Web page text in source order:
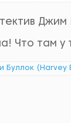
Джим
Что там у
Буллок (Harvey